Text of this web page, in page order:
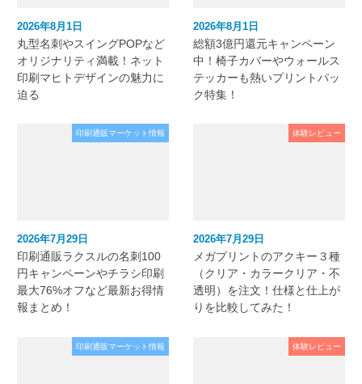
2026年8月1日
丸型名刺やスイングPOPなど
オリジナリティ満載！ネット
印刷マヒトデザインの魅力に
迫る
2026年8月1日
総額3億円還元キャンペーン
中！椅子カバーやウォールス
テッカーも熱いプリントパッ
ク特集！
印刷通販マーケット情報
2026年7月29日
印刷通販ラクスルの名刺100
円キャンペーンやチラシ印刷
最大76%オフなど最新お得情
報まとめ！
体験レビュー
2026年7月29日
メガプリントのアクキー３種
（クリア・カラークリア・不
透明）を注文！仕様と仕上が
りを比較してみた！
印刷通販マーケット情報 体験レビュー